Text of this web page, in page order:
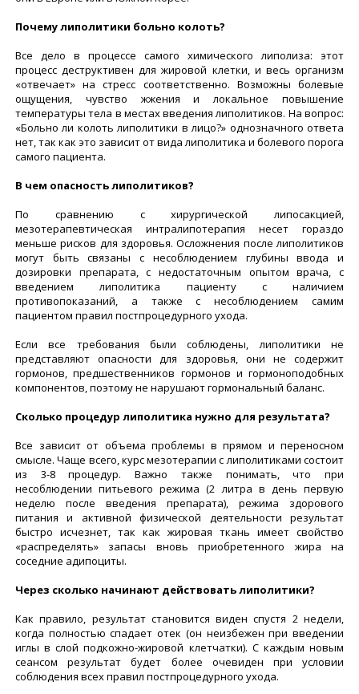
Почему липолитики больно колоть?
Все дело в процессе самого химического липолиза: этот
процесс деструктивен для жировой клетки, и весь организм
«отвечает» на стресс соответственно. Возможны болевые
ощущения, чувство жжения и локальное повышение
температуры тела в местах введения липолитиков. На вопрос:
«Больно ли колоть липолитики в лицо?» однозначного ответа
нет, так как это зависит от вида липолитика и болевого порога
самого пациента.
В чем опасность липолитиков?
По сравнению с хирургической липосакцией,
мезотерапевтическая интралипотерапия несет гораздо
меньше рисков для здоровья. Осложнения после липолитиков
могут быть связаны с несоблюдением глубины ввода и
дозировки препарата, с недостаточным опытом врача, с
введением липолитика пациенту с наличием
противопоказаний, а также с несоблюдением самим
пациентом правил постпроцедурного ухода.
Если все требования были соблюдены, липолитики не
представляют опасности для здоровья, они не содержит
гормонов, предшественников гормонов и гормоноподобных
компонентов, поэтому не нарушают гормональный баланс.
Сколько процедур липолитика нужно для результата?
Все зависит от объема проблемы в прямом и переносном
смысле. Чаще всего, курс мезотерапии с липолитиками состоит
из 3-8 процедур. Важно также понимать, что при
несоблюдении питьевого режима (2 литра в день первую
неделю после введения препарата), режима здорового
питания и активной физической деятельности результат
быстро исчезнет, так как жировая ткань имеет свойство
«распределять» запасы вновь приобретенного жира на
соседние адипоциты.
Через сколько начинают действовать липолитики?
Как правило, результат становится виден спустя 2 недели,
когда полностью спадает отек (он неизбежен при введении
иглы в слой подкожно-жировой клетчатки). С каждым новым
сеансом результат будет более очевиден при условии
соблюдения всех правил постпроцедурного ухода.